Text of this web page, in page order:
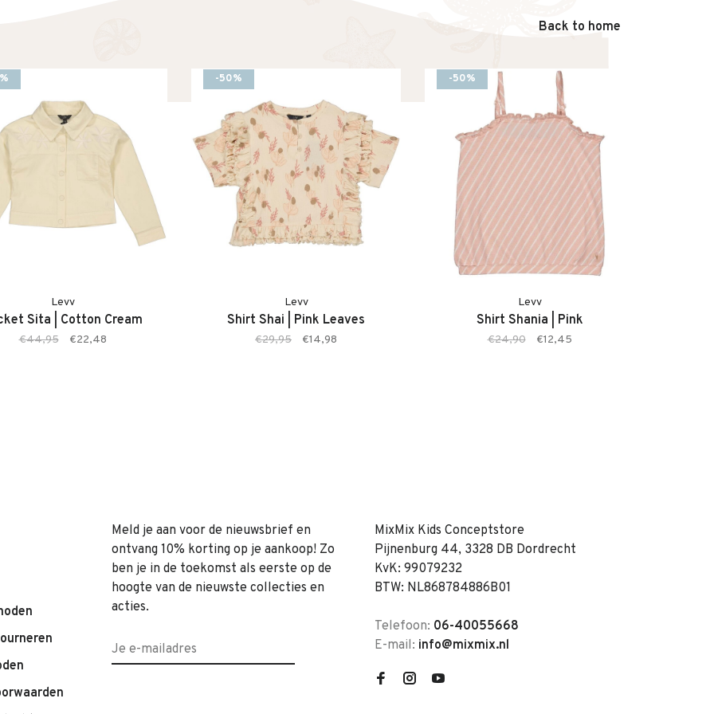
Back to home
Levv
Sita | Cotton Cream
€44,95 €22,48
-50%
Levv
Shirt Shai | Pink Leaves
€29,95 €14,98
-50%
Levv
Shirt Shania | Pink
€24,90 €12,45
Meld je aan voor de nieuwsbrief en
ontvang 10% korting op je aankoop! Zo
ben je in de toekomst als eerste op de
hoogte van de nieuwste collecties en
acties.
MixMix Kids Conceptstore
Pijnenburg 44, 3328 DB Dordrecht
KvK: 99079232
BTW: NL868784886B01
Telefoon: 06-40055668
E-mail: info@mixmix.nl